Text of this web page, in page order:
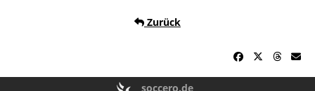
Zurück
soccero.de